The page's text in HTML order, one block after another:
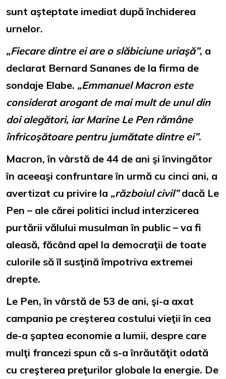
sunt aşteptate imediat după închiderea
urnelor.
„Fiecare dintre ei are o slăbiciune uriaşă”, a
declarat Bernard Sananes de la firma de
sondaje Elabe. „Emmanuel Macron este
considerat arogant de mai mult de unul din
doi alegători, iar Marine Le Pen rămâne
înfricoşătoare pentru jumătate dintre ei”.
Macron, în vârstă de 44 de ani şi învingător
în aceeaşi confruntare în urmă cu cinci ani, a
avertizat cu privire la „războiul civil”dacă Le
Pen – ale cărei politici includ interzicerea
purtării vălului musulman în public – va fi
aleasă, făcând apel la democraţii de toate
culorile să îl susţină împotriva extremei
drepte.
Le Pen, în vârstă de 53 de ani, şi-a axat
campania pe creşterea costului vieţii în cea
de-a şaptea economie a lumii, despre care
mulţi francezi spun că s-a înrăutăţit odată
cu creşterea preţurilor globale la energie. De